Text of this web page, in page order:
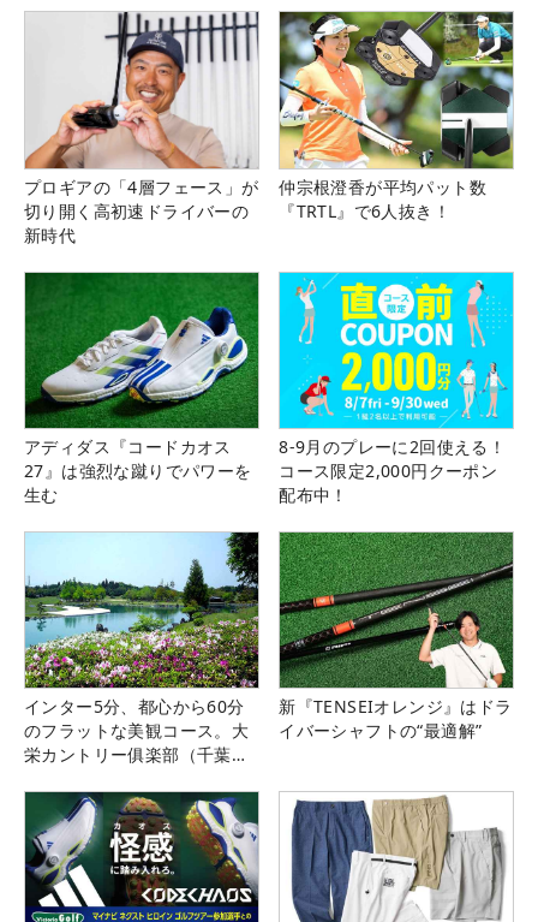
プロギアの「4層フェース」が
切り開く高初速ドライバーの
新時代
仲宗根澄香が平均パット数
『TRTL』で6人抜き！
アディダス『コードカオス
27』は強烈な蹴りでパワーを
生む
8-9月のプレーに2回使える！
コース限定2,000円クーポン
配布中！
インター5分、都心から60分
のフラットな美観コース。大
栄カントリー俱楽部（千葉
新『TENSEIオレンジ』はドラ
イバーシャフトの“最適解”